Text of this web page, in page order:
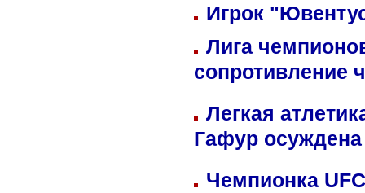
Игрок
Лига
сопротивление
Легкая
Гафур осуждена
Чемпионка